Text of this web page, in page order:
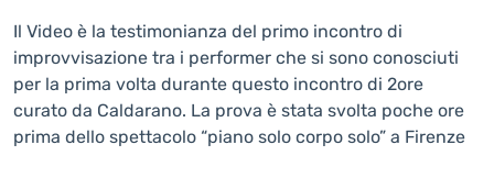
Il Video è la testimonianza del primo incontro di
improvvisazione tra i performer che si sono conosciuti
per la prima volta durante questo incontro di 2ore
curato da Caldarano. La prova è stata svolta poche ore
prima dello spettacolo “piano solo corpo solo” a Firenze